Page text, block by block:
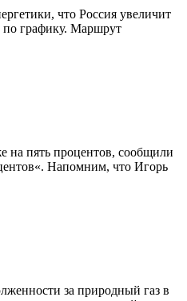
что Россия увеличит
по графику. Маршрут
на пять процентов, сообщили
Напомним, что Игорь
за природный газ в